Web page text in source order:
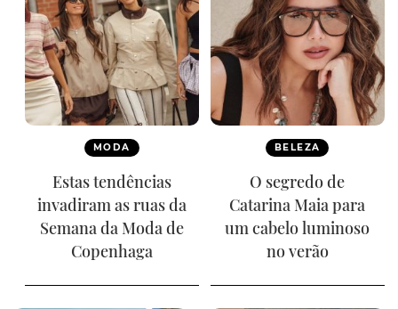
MODA
Estas tendências
invadiram as ruas da
Semana da Moda de
Copenhaga
BELEZA
O segredo de
Catarina Maia para
um cabelo luminoso
no verão